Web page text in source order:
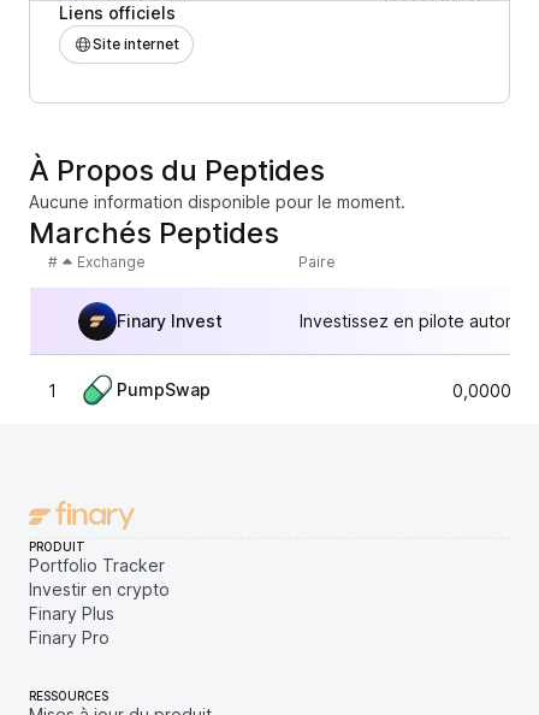
Liens officiels
Site internet
À Propos du Peptides
Aucune information disponible pour le moment.
Marchés Peptides
# Exchange Paire
Finary Invest Investissez en pilote
1 PumpSwap
PRODUIT
Portfolio Tracker
Investir en crypto
Finary Plus
Finary Pro
RESSOURCES